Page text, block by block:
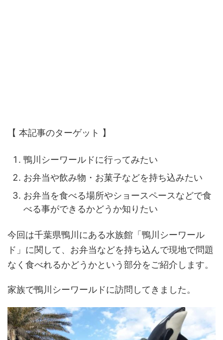
【 本記事のターゲット 】
鴨川シーワールドに行ってみたい
お弁当や飲み物・お菓子などを持ち込みたい
お弁当を食べる場所やショースペースなどで食
べる事ができるかどうか知りたい
今回は千葉県鴨川にある水族館「鴨川シーワール
ド」に関して、お弁当などを持ち込んで現地で問題
なく食べれるかどうかという部分をご紹介します。
家族で鴨川シーワールドに訪問してきました。